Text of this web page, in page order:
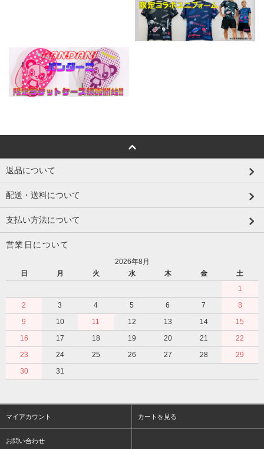
返品について
配送・送料について
支払い方法について
営業日について
2026年8月
日
月 火 水 木 金
土
1
2
3 4 5 6 7
8
9
10 11 12 13 14
15
16
17 18 19 20 21
22
23
24 25 26 27 28
29
30
31
マイアカウント カートを見る
お問い合わせ